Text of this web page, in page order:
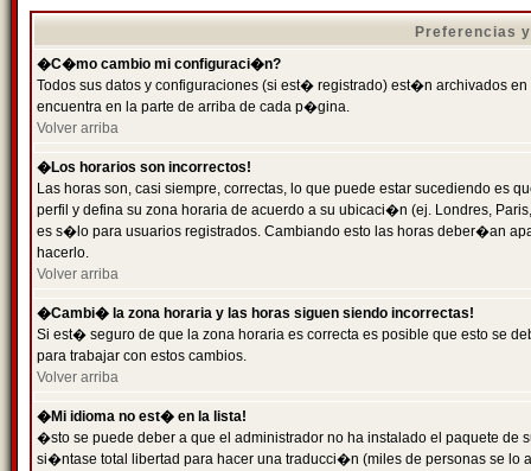
Preferencias
�C�mo cambio mi configuraci�n?
Todos sus datos y configuraciones (si est� registrado) est�n archivados
encuentra en la parte de arriba de cada p�gina.
Volver arriba
�Los horarios son incorrectos!
Las horas son, casi siempre, correctas, lo que puede estar sucediendo es
perfil y defina su zona horaria de acuerdo a su ubicaci�n (ej. Londres,
es s�lo para usuarios registrados. Cambiando esto las horas deber�an
hacerlo.
Volver arriba
�Cambi� la zona horaria y las horas siguen siendo incorrectas!
Si est� seguro de que la zona horaria es correcta es posible que esto se
para trabajar con estos cambios.
Volver arriba
�Mi idioma no est� en la lista!
�sto se puede deber a que el administrador no ha instalado el paquete
si�ntase total libertad para hacer una traducci�n (miles de personas se